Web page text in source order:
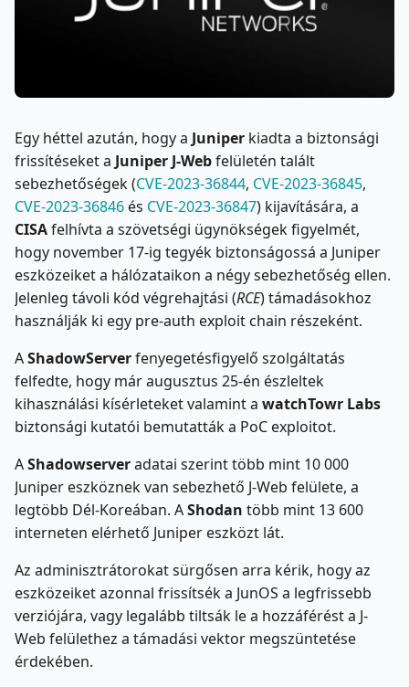
Egy héttel azután, hogy a Juniper kiadta a biztonsági
frissítéseket a Juniper J-Webfelületén talált
sebezhetőségek (CVE-2023-36844, CVE-2023-36845,
CVE-2023-36846 és CVE-2023-36847) kijavítására, a
CISAfelhívta a szövetségi ügynökségek figyelmét,
hogy november 17-ig tegyék biztonságossá a Juniper
eszközeiket a hálózataikon a négy sebezhetőség ellen.
Jelenleg távoli kód végrehajtási (RCE) támadásokhoz
használják ki egy pre-auth exploit chain részeként.
AShadowServerfenyegetésfigyelő szolgáltatás
felfedte, hogy már augusztus 25-én észleltek
kihasználási kísérleteket valamint a watchTowr Labs
biztonsági kutatói bemutatták a PoC exploitot.
AShadowserveradatai szerint több mint 10 000
Juniper eszköznek van sebezhető J-Web felülete, a
legtöbb Dél-Koreában. AShodan több mint 13 600
interneten elérhető Juniper eszközt lát.
Az adminisztrátorokat sürgősen arra kérik, hogy az
eszközeiket azonnal frissítsék a JunOS a legfrissebb
verziójára, vagy legalább tiltsák le a hozzáférést a J-
Web felülethez a támadási vektor megszüntetése
érdekében.